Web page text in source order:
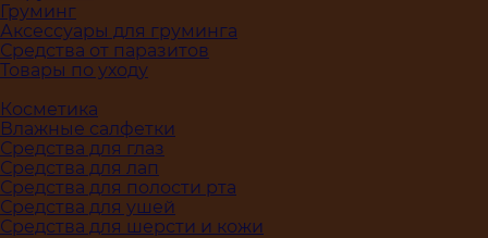
Груминг
Аксессуары для груминга
Средства от паразитов
Товары по уходу
Косметика
Влажные салфетки
Средства для глаз
Средства для лап
Средства для полости рта
Средства для ушей
Средства для шерсти и кожи